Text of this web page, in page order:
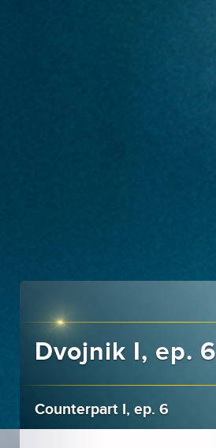
Dvojnik I, ep. 6
Counterpart I, ep. 6